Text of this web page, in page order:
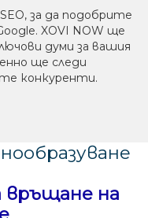
за да подобрите
XOVI NOW ще
думи за вашия
ще следи
конкуренти.
връщане на